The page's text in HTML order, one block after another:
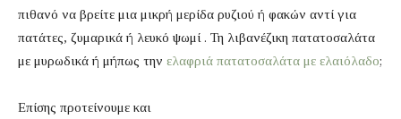
πιθανό να βρείτε μια μικρή μερίδα ρυζιού ή φακών αντί για
πατάτες, ζυμαρικά ή λευκό ψωμί . Τη λιβανέζικη πατατοσαλάτα
με μυρωδικά ή μήπως την ελαφριά πατατοσαλάτα με ελαιόλαδο;
Επίσης προτείνουμε και